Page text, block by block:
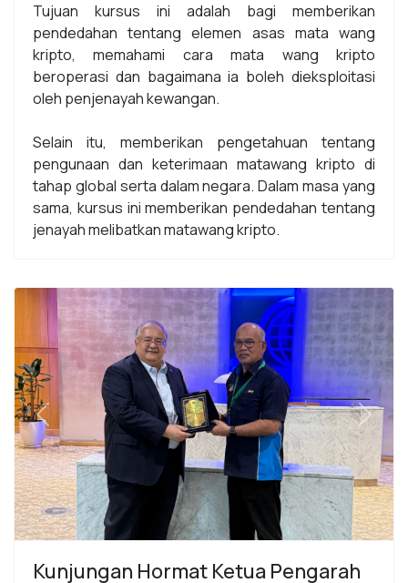
Tujuan kursus ini adalah bagi memberikan
pendedahan tentang elemen asas mata wang
kripto, memahami cara mata wang kripto
beroperasi dan bagaimana ia boleh dieksploitasi
oleh penjenayah kewangan.
Selain itu, memberikan pengetahuan tentang
pengunaan dan keterimaan matawang kripto di
tahap global serta dalam negara. Dalam masa yang
sama, kursus ini memberikan pendedahan tentang
jenayah melibatkan matawang kripto.
Previous Next
Kunjungan Hormat Ketua Pengarah